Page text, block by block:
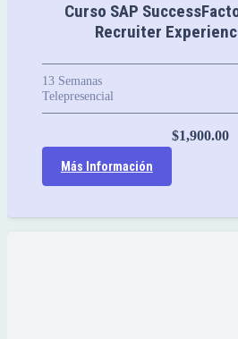
Curso SAP
Recruiter
13Semanas
Telepresencial
$1,900.00
Más Información